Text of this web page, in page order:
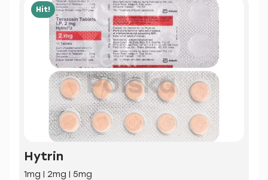
Hit!
Hytrin
1mg | 2mg | 5mg